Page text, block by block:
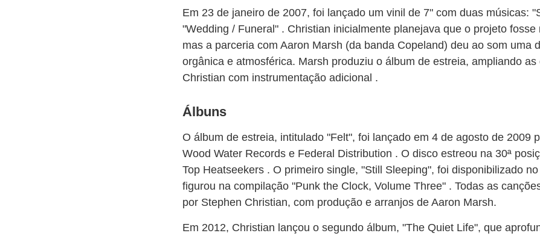
Em 23 de janeiro de 2007, foi lançado um vinil de 7" com duas músicas:
"Wedding / Funeral" . Christian inicialmente planejava que o projeto fosse
mas a parceria com Aaron Marsh (da banda Copeland) deu ao som uma
orgânica e atmosférica. Marsh produziu o álbum de estreia, ampliando
Christian com instrumentação adicional .
Álbuns
O álbum de estreia, intitulado "Felt", foi lançado em 4 de agosto de 2009
Wood Water Records e Federal Distribution . O disco estreou na 30ª
Top Heatseekers . O primeiro single, "Still Sleeping", foi disponibilizado
figurou na compilação "Punk the Clock, Volume Three" . Todas as
por Stephen Christian, com produção e arranjos de Aaron Marsh.
Em 2012, Christian lançou o segundo álbum, "The Quiet Life", que